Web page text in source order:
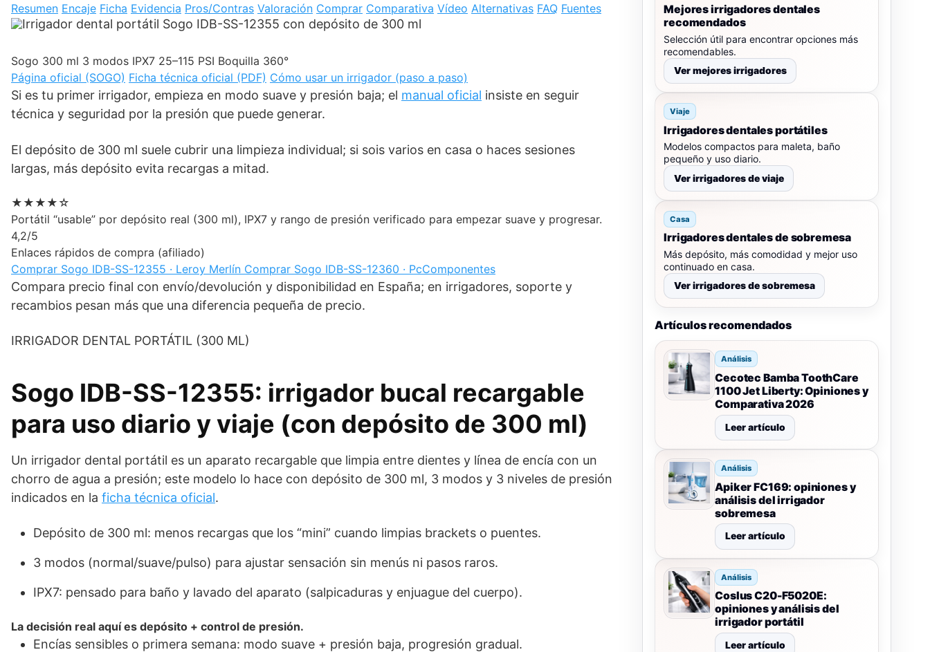
Resumen Encaje Ficha Evidencia Pros/Contras Valoración Comprar Comparativa Vídeo Alternativas FAQ Fuentes
Sogo 300 ml 3 modos IPX7 25–115 PSI Boquilla 360°
Página oficial (SOGO) Ficha técnica oficial (PDF) Cómo usar un irrigador (paso a paso)
Si es tu primer irrigador, empieza en modo suave y presión baja; el manual oficial insiste en seguir
técnica y seguridad por la presión que puede generar.
El depósito de 300 ml suele cubrir una limpieza individual; si sois varios en casa o haces sesiones
largas, más depósito evita recargas a mitad.
★★★★☆
Portátil “usable” por depósito real (300 ml), IPX7 y rango de presión verificado para empezar suave y progresar.
4,2/5
Enlaces rápidos de compra (afiliado)
Comprar Sogo IDB-SS-12355 · Leroy Merlín Comprar Sogo IDB-SS-12360 · PcComponentes
Compara precio final con envío/devolución y disponibilidad en España; en irrigadores, soporte y
recambios pesan más que una diferencia pequeña de precio.
IRRIGADOR DENTAL PORTÁTIL (300 ML)
Sogo IDB-SS-12355: irrigador bucal recargable
para uso diario y viaje (con depósito de 300 ml)
Un irrigador dental portátil es un aparato recargable que limpia entre dientes y línea de encía con un
chorro de agua a presión; este modelo lo hace con depósito de 300 ml, 3 modos y 3 niveles de presión
indicados en la ficha técnica oficial.
Depósito de 300 ml: menos recargas que los “mini” cuando limpias brackets o puentes.
3 modos (normal/suave/pulso) para ajustar sensación sin menús ni pasos raros.
IPX7: pensado para baño y lavado del aparato (salpicaduras y enjuague del cuerpo).
La decisión real aquí es depósito + control de presión.
Encías sensibles o primera semana: modo suave + presión baja, progresión gradual.
Mejores irrigadores dentales
recomendados
Selección útil para encontrar opciones más
recomendables.
Ver mejores irrigadores
Viaje
Irrigadores dentales portátiles
Modelos compactos para maleta, baño
pequeño y uso diario.
Ver irrigadores de viaje
Casa
Irrigadores dentales de sobremesa
Más depósito, más comodidad y mejor uso
continuado en casa.
Ver irrigadores de sobremesa
Artículos recomendados
Análisis
Cecotec Bamba ToothCare
1100 Jet Liberty: Opiniones y
Comparativa 2026
Leer artículo
Análisis
Apiker FC169: opiniones y
análisis del irrigador
sobremesa
Leer artículo
Análisis
Coslus C20-F5020E:
opiniones y análisis del
irrigador portátil
Leer artículo